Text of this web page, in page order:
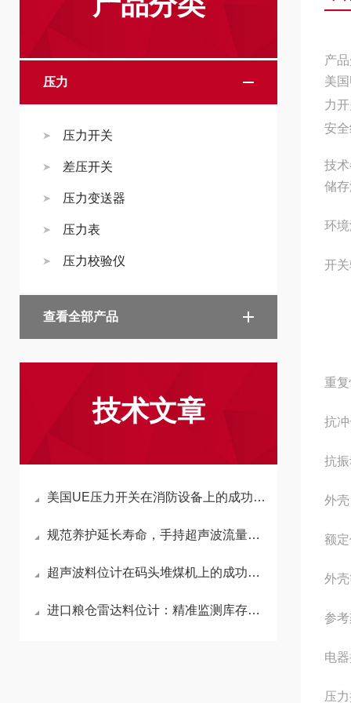
压力
压力开关
差压开关
压力变送器
压力表
压力校验仪
查看全部产品
技术文章
美国UE压力开关在消防设备上的成功应用
规范养护延长寿命，手持超声波流量计维护指南
超声波料位计在码头堆煤机上的成功应用
进口粮仓雷达料位计：精准监测库存的“智慧之眼”
产
美
力
安
技
储
环
开
重
抗
抗
外
额
外
参
电
压